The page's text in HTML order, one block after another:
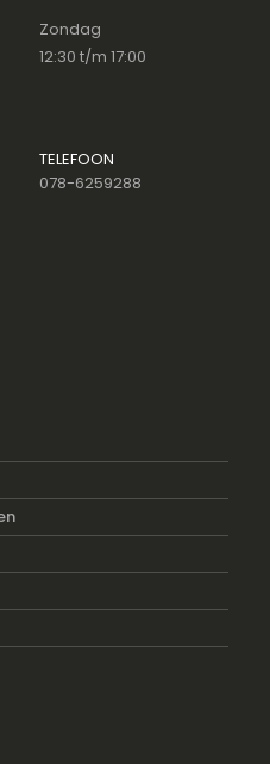
Zondag
12:30 t/m 17:00
TELEFOON
078-6259288